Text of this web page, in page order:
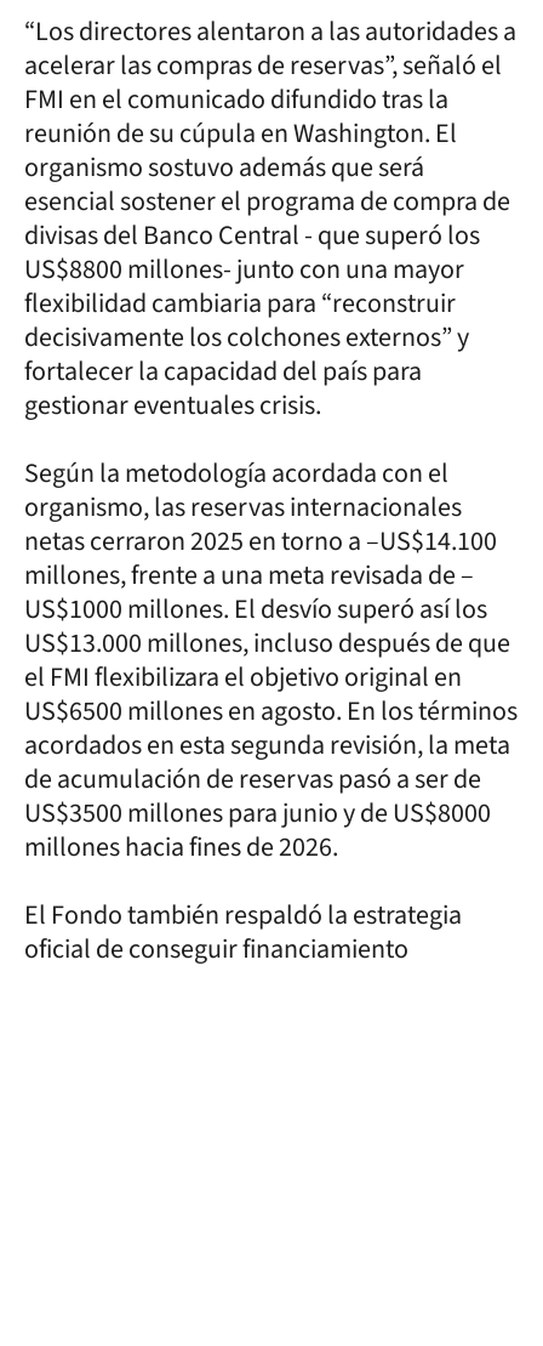
“Los directores alentaron a las autoridades a
acelerar las compras de reservas”, señaló el
FMI en el comunicado difundido tras la
reunión de su cúpula en Washington. El
organismo sostuvo además que será
esencial sostener el programa de compra de
divisas del Banco Central - que superó los
US$8800 millones- junto con una mayor
flexibilidad cambiaria para “reconstruir
decisivamente los colchones externos” y
fortalecer la capacidad del país para
gestionar eventuales crisis.
Según la metodología acordada con el
organismo, las reservas internacionales
netas cerraron 2025 en torno a –US$14.100
millones, frente a una meta revisada de –
US$1000 millones. El desvío superó así los
US$13.000 millones, incluso después de que
el FMI flexibilizara el objetivo original en
US$6500 millones en agosto. En los términos
acordados en esta segunda revisión, la meta
de acumulación de reservas pasó a ser de
US$3500 millones para junio y de US$8000
millones hacia fines de 2026.
El Fondo también respaldó la estrategia
oficial de conseguir financiamiento